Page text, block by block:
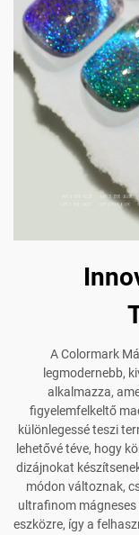
A Colormark
legmodernebb,
alkalmazza,
figyelemfelkeltő
különlegessé teszi
lehetővé téve, hogy
dizájnokat
módon változnak,
ultrafinom mágneses
eszközre, így a